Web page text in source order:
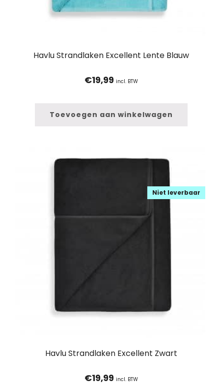
Havlu Strandlaken Excellent Lente Blauw
€19,99 incl. BTW
Toevoegen aan winkelwagen
Havlu Strandlaken Excellent Zwart
Niet leverbaar
€19,99 incl. BTW